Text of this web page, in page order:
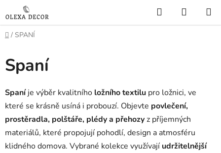
na
obsah
Hledat
KOŠÍK
Domů
/ SPANÍ
Spaní
Spaníje výběr kvalitního ložního textilu pro ložnici, ve
které se krásně usíná i probouzí. Objevte povlečení,
prostěradla, polštáře, plédy a přehozyz příjemných
materiálů, které propojují pohodlí, design a atmosféru
klidného domova. Vybrané kolekce využívají udržitelnější